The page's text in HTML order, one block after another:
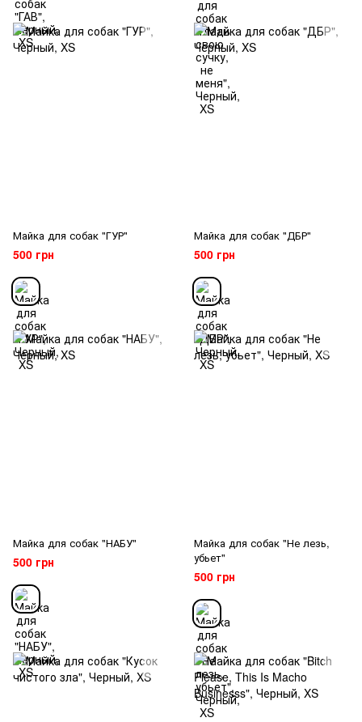
Майка для собак "ГУР"
500 грн
Майка для собак "ДБР"
500 грн
Майка для собак "НАБУ"
500 грн
Майка для собак "Не лезь,
убьет"
500 грн